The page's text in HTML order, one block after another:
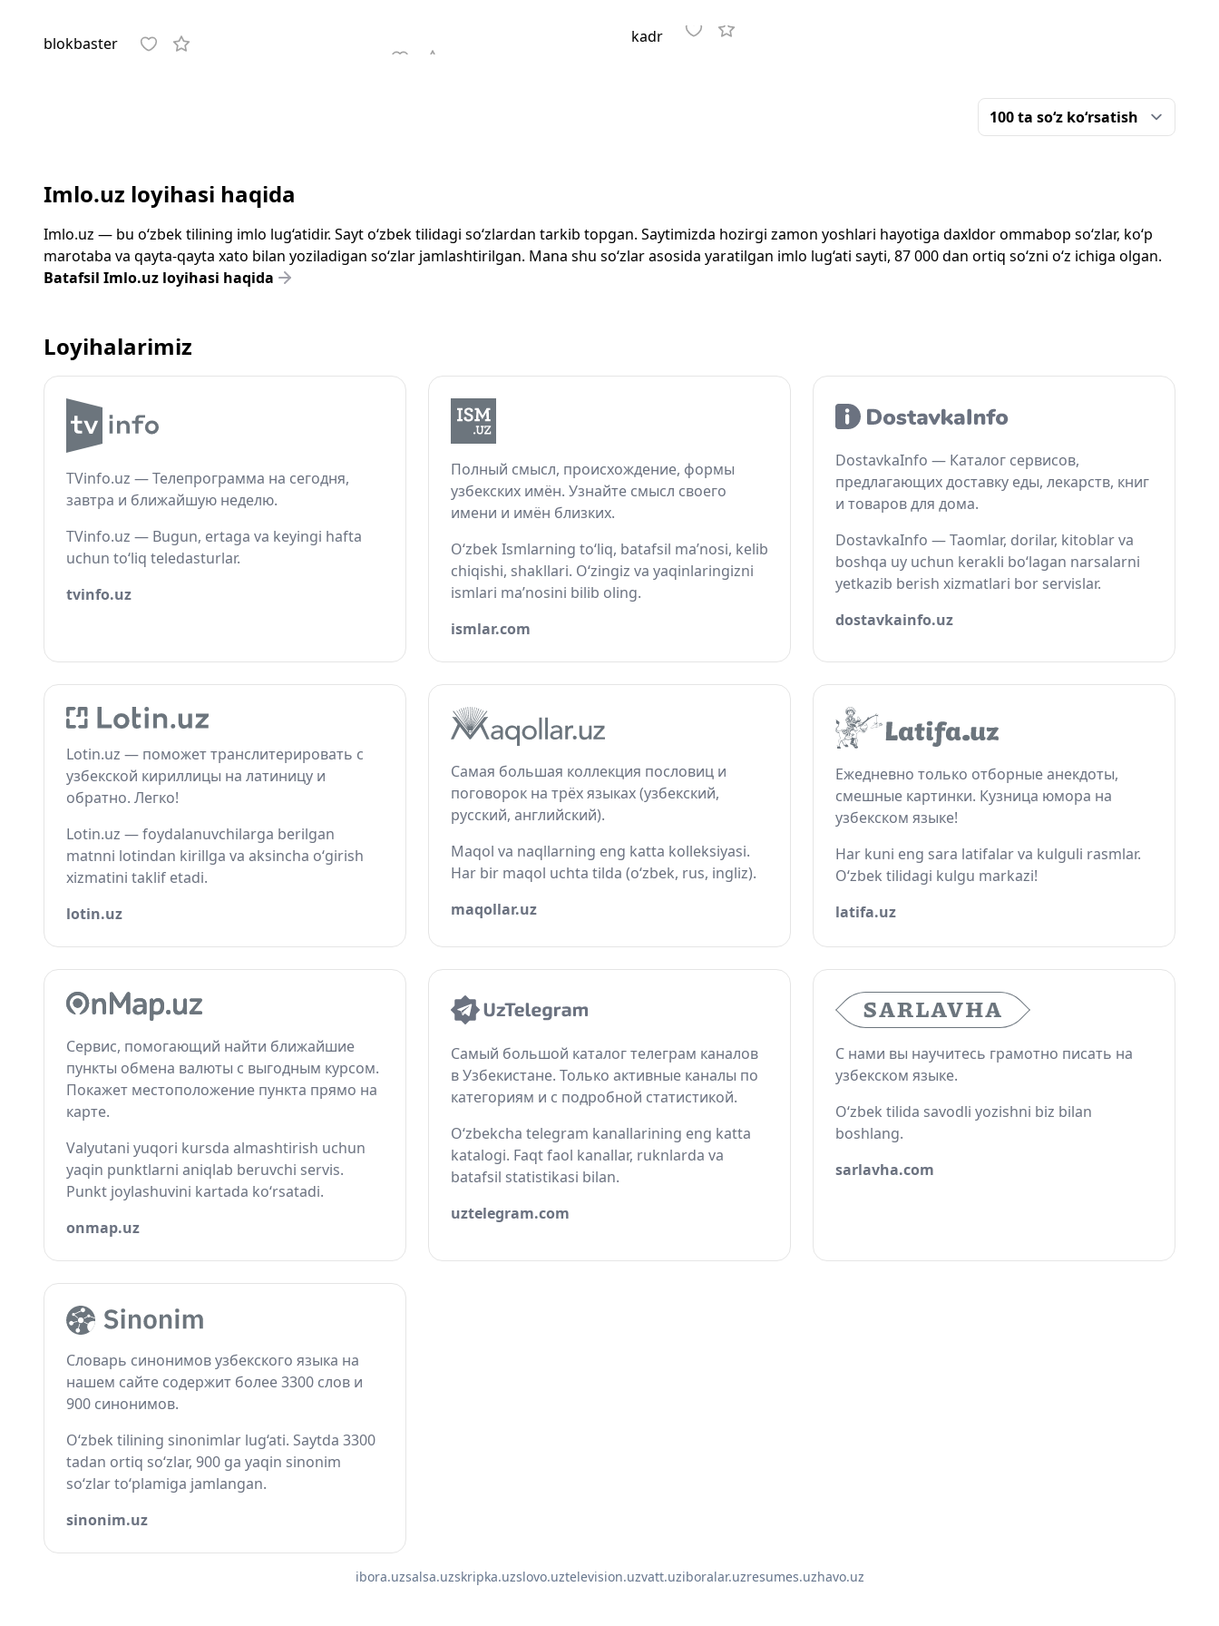
blokbaster kadr
Imlo.uz loyihasi haqida
Imlo.uz — bu o‘zbek tilining imlo lug‘atidir. Sayt o‘zbek tilidagi so‘zlardan tarkib topgan. Saytimizda hozirgi zamon yoshlari hayotiga daxldor ommabop so‘zlar, ko‘p
marotaba va qayta-qayta xato bilan yoziladigan so‘zlar jamlashtirilgan. Mana shu so‘zlar asosida yaratilgan imlo lug‘ati sayti, 87 000 dan ortiq so‘zni o‘z ichiga olgan.
Batafsil Imlo.uz loyihasi haqida
Loyihalarimiz
TVinfo.uz — Телепрограмма на сегодня,
завтра и ближайшую неделю.
TVinfo.uz — Bugun, ertaga va keyingi hafta
uchun to‘liq teledasturlar.
tvinfo.uz
Полный смысл, происхождение, формы
узбекских имён. Узнайте смысл своего
имени и имён близких.
O‘zbek Ismlarning to‘liq, batafsil ma’nosi, kelib
chiqishi, shakllari. O‘zingiz va yaqinlaringizni
ismlari ma’nosini bilib oling.
ismlar.com
DostavkaInfo — Каталог сервисов,
предлагающих доставку еды, лекарств, книг
и товаров для дома.
DostavkaInfo — Taomlar, dorilar, kitoblar va
boshqa uy uchun kerakli bo‘lagan narsalarni
yetkazib berish xizmatlari bor servislar.
dostavkainfo.uz
Lotin.uz — поможет транслитерировать с
узбекской кириллицы на латиницу и
обратно. Легко!
Lotin.uz — foydalanuvchilarga berilgan
matnni lotindan kirillga va aksincha o‘girish
xizmatini taklif etadi.
lotin.uz
Самая большая коллекция пословиц и
поговорок на трёх языках (узбекский,
русский, английский).
Maqol va naqllarning eng katta kolleksiyasi.
Har bir maqol uchta tilda (o‘zbek, rus, ingliz).
maqollar.uz
Ежедневно только отборные анекдоты,
смешные картинки. Кузница юмора на
узбекском языке!
Har kuni eng sara latifalar va kulguli rasmlar.
O‘zbek tilidagi kulgu markazi!
latifa.uz
Сервис, помогающий найти ближайшие
пункты обмена валюты с выгодным курсом.
Покажет местоположение пункта прямо на
карте.
Valyutani yuqori kursda almashtirish uchun
yaqin punktlarni aniqlab beruvchi servis.
Punkt joylashuvini kartada ko‘rsatadi.
onmap.uz
Самый большой каталог телеграм каналов
в Узбекистане. Только активные каналы по
категориям и с подробной статистикой.
O‘zbekcha telegram kanallarining eng katta
katalogi. Faqt faol kanallar, ruknlarda va
batafsil statistikasi bilan.
uztelegram.com
С нами вы научитесь грамотно писать на
узбекском языке.
O‘zbek tilida savodli yozishni biz bilan
boshlang.
sarlavha.com
Словарь синонимов узбекского языка на
нашем сайте содержит более 3300 слов и
900 синонимов.
O‘zbek tilining sinonimlar lug‘ati. Saytda 3300
tadan ortiq so‘zlar, 900 ga yaqin sinonim
so‘zlar to‘plamiga jamlangan.
sinonim.uz
ibora.uzsalsa.uzskripka.uzslovo.uztelevision.uzvatt.uziboralar.uzresumes.uzhavo.uz